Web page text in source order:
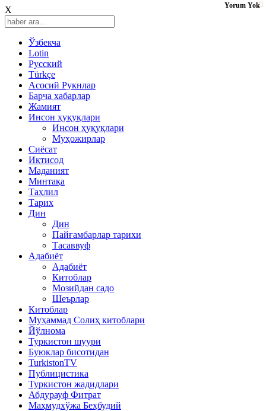
X
Ўзбекча
Lotin
Русский
Türkçe
Асосий Рукнлар
Барча хабарлар
Жамият
Инсон ҳуқуқлари
Инсон ҳуқуқлари
Муҳожирлар
Сиёсат
Иқтисод
Mаданият
Минтақа
Таҳлил
Тарих
Дин
Дин
Пайғамбарлар тарихи
Тасаввуф
Адабиёт
Адабиёт
Китоблар
Мозийдан садо
Шеърлар
Китоблар
Муҳаммад Солиҳ китоблари
Йўлнома
Туркистон шуури
Буюклар бисотидан
TurkistonTV
Публицистика
Туркистон жадидлари
Абдурауф Фитрат
Маҳмудхўжа Беҳбудий
Yorum Yok